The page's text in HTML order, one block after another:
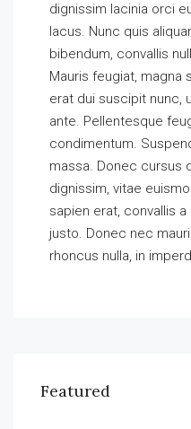
dignissim lacinia orci
lacus. Nunc quis
bibendum, convallis
Mauris feugiat, magna
erat dui suscipit nunc,
ante. Pellentesque
condimentum.
massa. Donec cursus
dignissim, vitae
sapien erat, convallis
justo. Donec nec
rhoncus nulla, in
Featured